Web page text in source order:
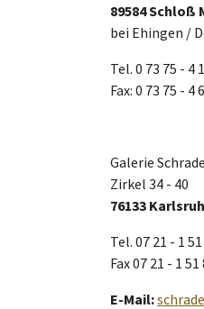
89584 Schloß
bei Ehingen /
Tel. 0 73 75 - 4
Fax: 0 73 75 - 4
Galerie
Zirkel 34 - 40
76133
Tel. 07 21 - 1
Fax 07 21 - 1 51
E-Mail: